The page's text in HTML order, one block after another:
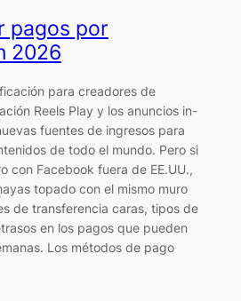
pagos por
2026
para creadores de
Reels Play y los anuncios in-
fuentes de ingresos para
de todo el mundo. Pero si
con Facebook fuera de EE.UU.,
topado con el mismo muro
de transferencia caras, tipos de
en los pagos que pueden
Los métodos de pago